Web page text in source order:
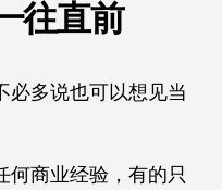
往直前
必多说也可以想见当
何商业经验，有的只